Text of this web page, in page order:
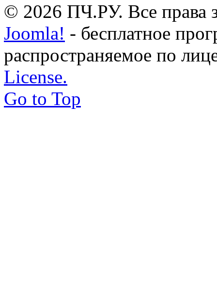
© 2026 ПЧ.РУ. Все права
Joomla! - бесплатное
распространяемое по
License.
Go to Top